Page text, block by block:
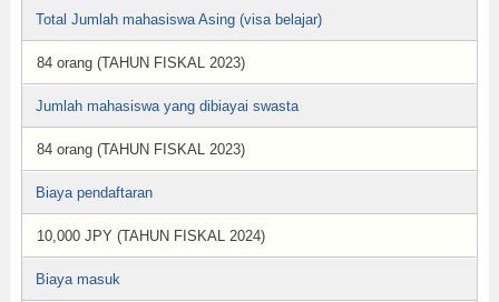
Total Jumlah mahasiswa Asing (visa belajar)
84 orang (TAHUN FISKAL 2023)
Jumlah mahasiswa yang dibiayai swasta
84 orang (TAHUN FISKAL 2023)
Biaya pendaftaran
10,000 JPY (TAHUN FISKAL 2024)
Biaya masuk